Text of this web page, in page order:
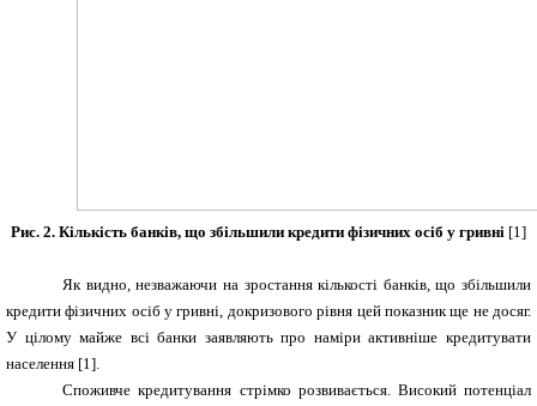
Рис. 2. Кількість банків, що збільшили кредити фізичних осіб у гривні [1 ]
Як видно, незважаючи на зростання кількості банків, що збільшили
кредити фізичних осіб у гривні, докризового рівня цей показник ще не досяг.
У цілому майже всі банки заявляють про наміри активніше кредитувати
населення [1].
Споживче кредитування стрімко розвивається. Високий потенціал